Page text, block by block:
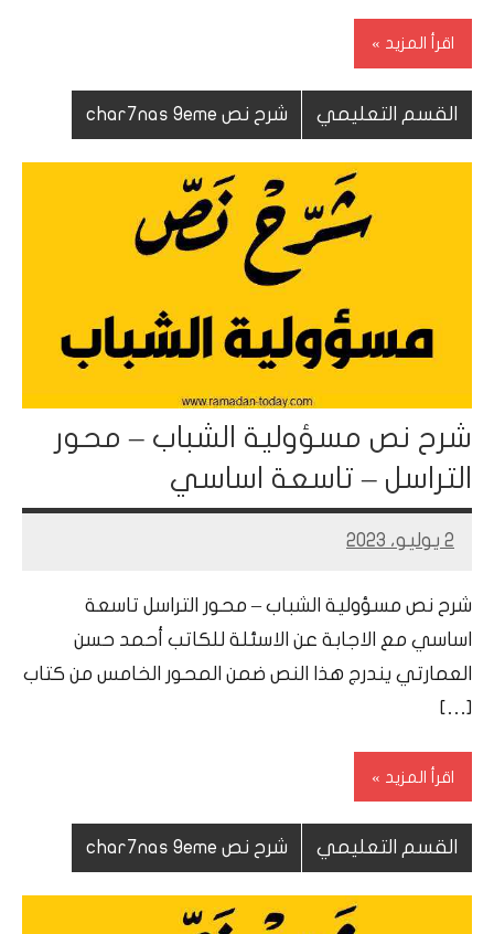
اقرأ المزيد
القسم التعليمي شرح نص char7nas 9eme
شرح نص مسؤولية الشباب – محور
التراسل – تاسعة اساسي
2 يوليو، 2023
Mohamed
شرح نص مسؤولية الشباب – محور التراسل تاسعة
اساسي مع الاجابة عن الاسئلة للكاتب أحمد حسن
العمارتي يندرج هذا النص ضمن المحور الخامس من كتاب
[…]
اقرأ المزيد
القسم التعليمي شرح نص char7nas 9eme